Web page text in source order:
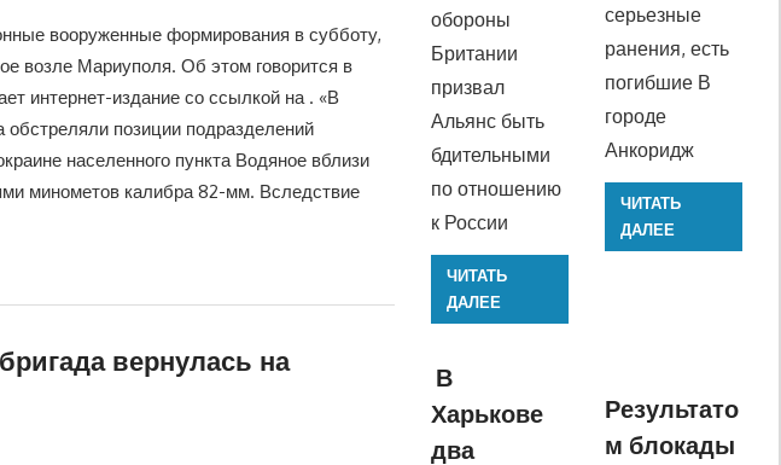
вооруженные формирования в субботу,
возле Мариуполя. Об этом говорится в
интернет-издание со ссылкой на . «В
позиции подразделений
населенного пункта Водяное вблизи
минометов калибра 82-мм. Вследствие
вернулась на
обороны
Британии
призвал
Альянс быть
бдительными
по отношению
к России
ЧИТАТЬ
ДАЛЕЕ
серьезные
ранения, есть
погибшие В
городе
Анкоридж
ЧИТАТЬ
ДАЛЕЕ
В
Харькове
два
Результато
м блокады